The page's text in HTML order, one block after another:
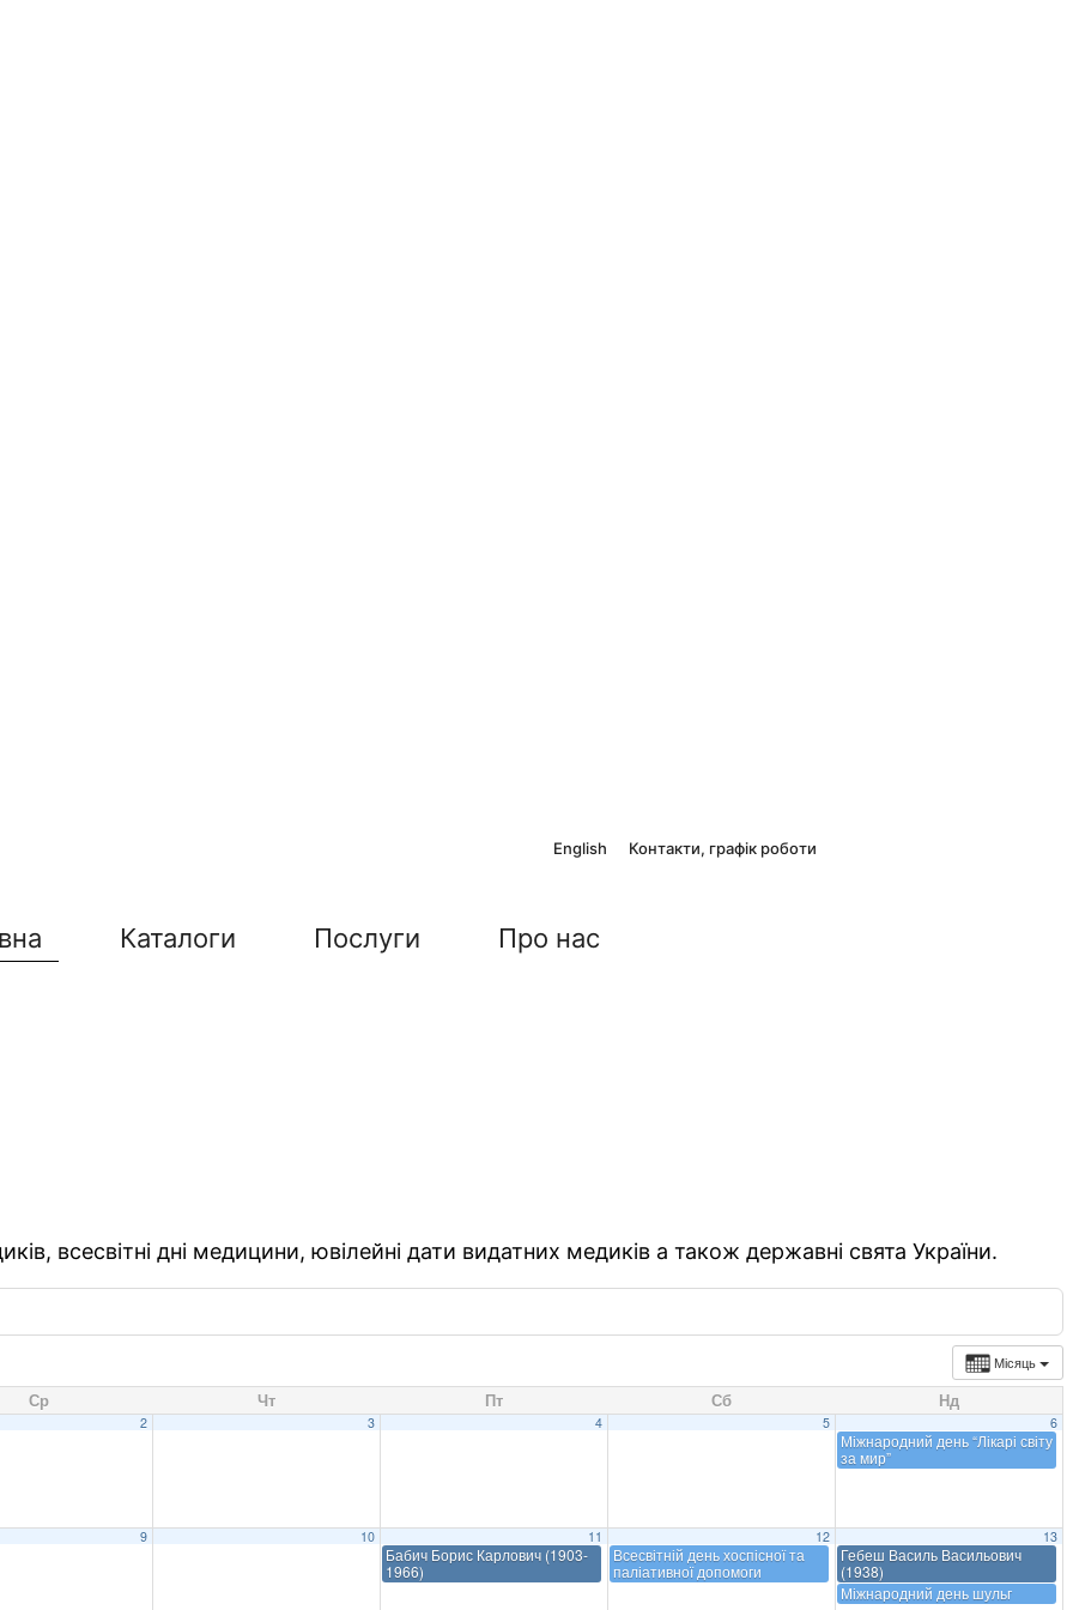
English Контакти, графік роботи
Каталоги Послуги Про нас
всесвітні дні медицини, ювілейні дати видатних медиків а також державні свята України.
Місяць
Ср Чт Пт Сб Нд
2 3 4 5 6
Міжнародний день “Лікарі світу
за мир”
9 10 11
Бабич Борис Карлович (1903-
1966)
12
Всесвітній день хоспісної та
паліативної допомоги
13
Гебеш Василь Васильович
(1938)
Міжнародний день шульг